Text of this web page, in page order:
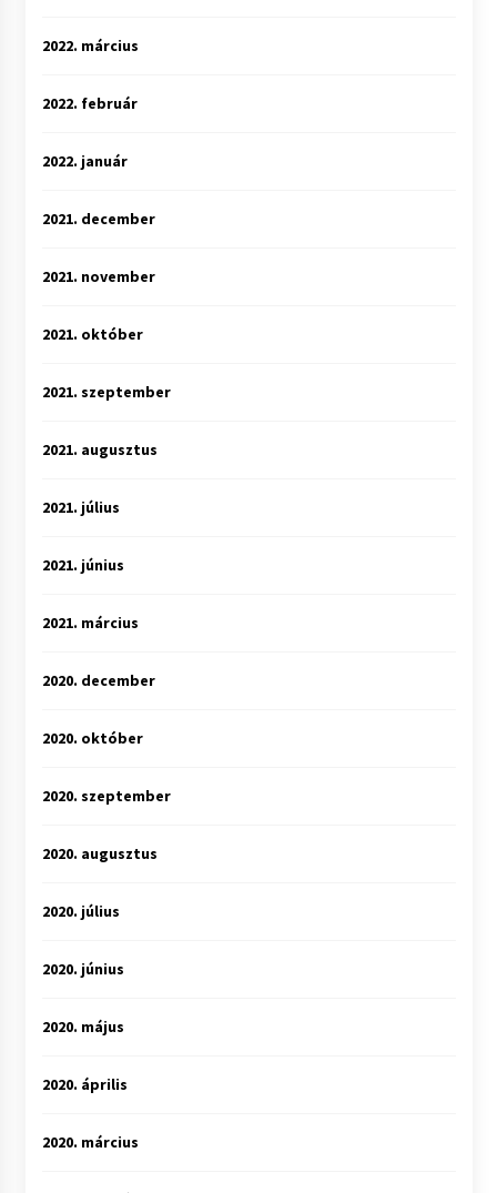
2022. március
2022. február
2022. január
2021. december
2021. november
2021. október
2021. szeptember
2021. augusztus
2021. július
2021. június
2021. március
2020. december
2020. október
2020. szeptember
2020. augusztus
2020. július
2020. június
2020. május
2020. április
2020. március